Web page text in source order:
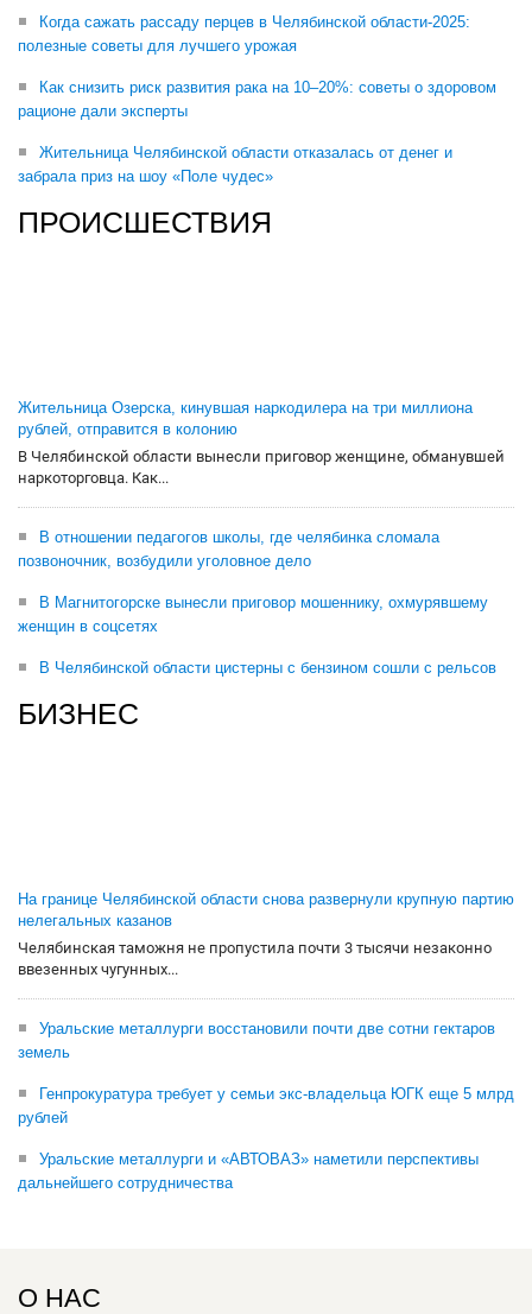
Когда сажать рассаду перцев в Челябинской области-2025:
полезные советы для лучшего урожая
Как снизить риск развития рака на 10–20%: советы о здоровом
рационе дали эксперты
Жительница Челябинской области отказалась от денег и
забрала приз на шоу «Поле чудес»
ПРОИСШЕСТВИЯ
Жительница Озерска, кинувшая наркодилера на три миллиона
рублей, отправится в колонию
В Челябинской области вынесли приговор женщине, обманувшей
наркоторговца. Как...
В отношении педагогов школы, где челябинка сломала
позвоночник, возбудили уголовное дело
В Магнитогорске вынесли приговор мошеннику, охмурявшему
женщин в соцсетях
В Челябинской области цистерны с бензином сошли с рельсов
БИЗНЕС
На границе Челябинской области снова развернули крупную партию
нелегальных казанов
Челябинская таможня не пропустила почти 3 тысячи незаконно
ввезенных чугунных...
Уральские металлурги восстановили почти две сотни гектаров
земель
Генпрокуратура требует у семьи экс-владельца ЮГК еще 5 млрд
рублей
Уральские металлурги и «АВТОВАЗ» наметили перспективы
дальнейшего сотрудничества
О НАС